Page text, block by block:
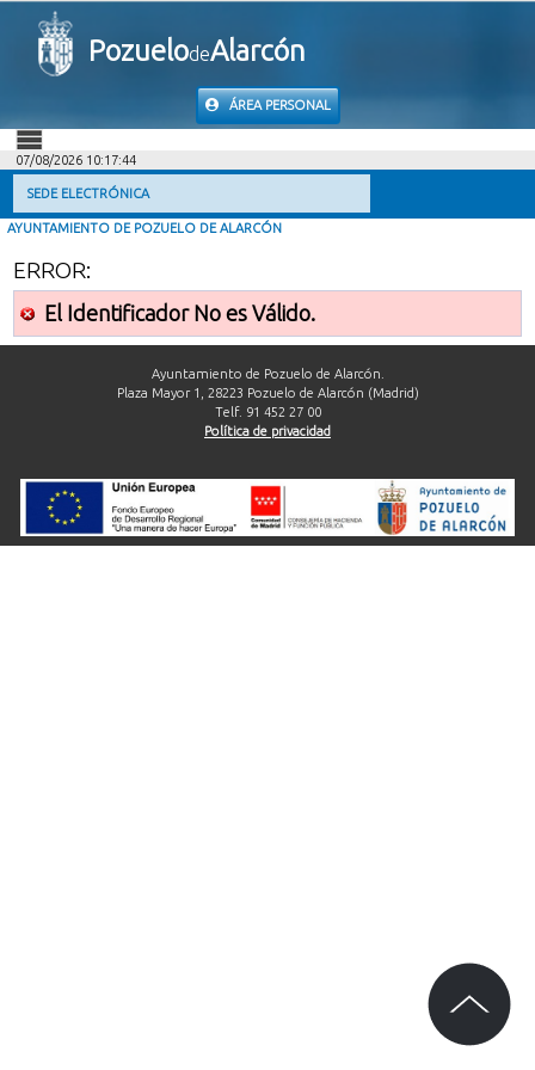
PozuelodeAlarcón
ÁREA PERSONAL
INICIO
MI CARPETA
INFORMACIÓN MUNICIPAL
AYUDA
07/08/2026 10:17:44
SEDE ELECTRÓNICA
AYUNTAMIENTO DE POZUELO DE ALARCÓN
ERROR:
El Identificador No es Válido.
Ayuntamiento de Pozuelo de Alarcón.
Plaza Mayor 1, 28223 Pozuelo de Alarcón (Madrid)
Telf. 91 452 27 00
Política de privacidad